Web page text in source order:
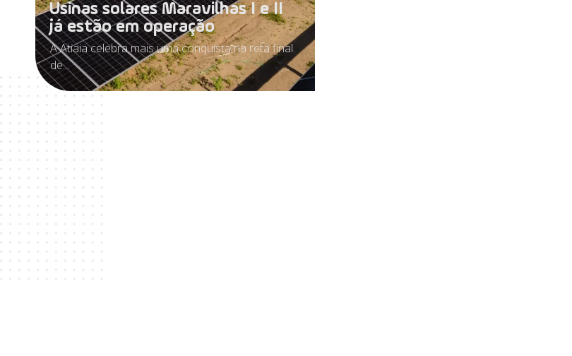
Usinas solares Maravilhas I e II
já estão em operação
A Atiaia celebra mais uma conquista na reta final
de...